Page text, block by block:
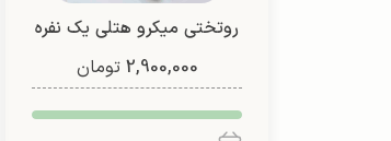
روتختی میکرو هتلی یک نفره
دو رو (طرح 3)
2,900,000 تومان